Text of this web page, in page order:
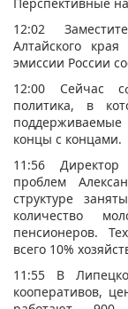
12:02
Алтайского
эмиссии России
12:00 Сейчас
политика, в
концы с концами.
11:56 Директор
проблем
структуре
количество
пенсионеров.
всего 10%
11:55 В
кооперативов,